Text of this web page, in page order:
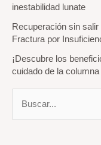
inestabilidad lunate
Recuperación sin
Fractura por
¡Descubre los
cuidado de la